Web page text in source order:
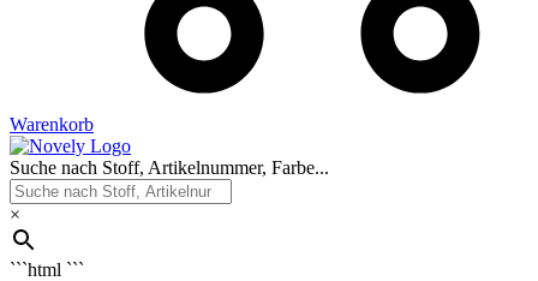
Warenkorb
Suche nach Stoff, Artikelnummer, Farbe...
×
```html ```